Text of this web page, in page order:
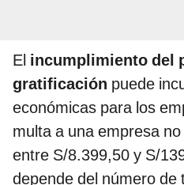
El incumplimiento del
gratificación puede
económicas para los
multa a una empresa
entre S/8.399,50 y S/
depende del número